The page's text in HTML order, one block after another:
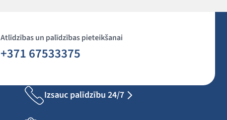
Atlīdzības un palīdzības pieteikšanai
+371 67533375
Izsauc palīdzību 24/7